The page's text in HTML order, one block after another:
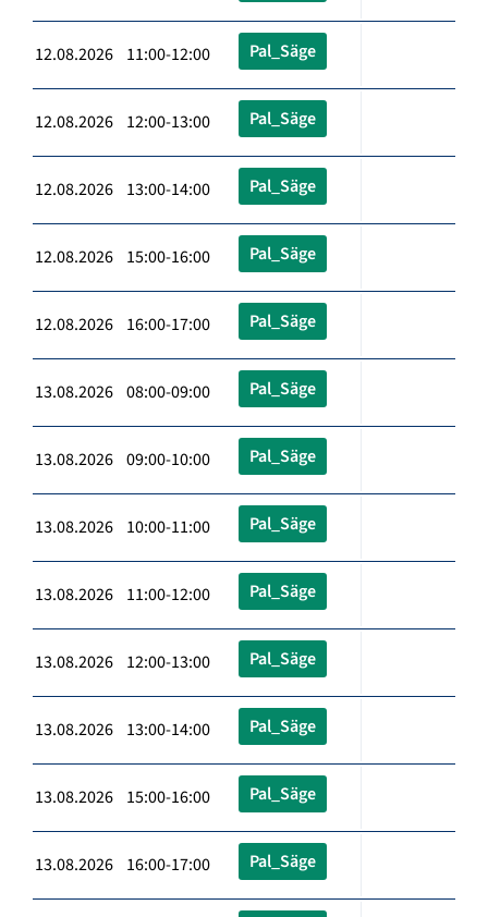
12.08.2026 11:00-12:00 Pal_Säge
12.08.2026 12:00-13:00 Pal_Säge
12.08.2026 13:00-14:00 Pal_Säge
12.08.2026 15:00-16:00 Pal_Säge
12.08.2026 16:00-17:00 Pal_Säge
13.08.2026 08:00-09:00 Pal_Säge
13.08.2026 09:00-10:00 Pal_Säge
13.08.2026 10:00-11:00 Pal_Säge
13.08.2026 11:00-12:00 Pal_Säge
13.08.2026 12:00-13:00 Pal_Säge
13.08.2026 13:00-14:00 Pal_Säge
13.08.2026 15:00-16:00 Pal_Säge
13.08.2026 16:00-17:00 Pal_Säge